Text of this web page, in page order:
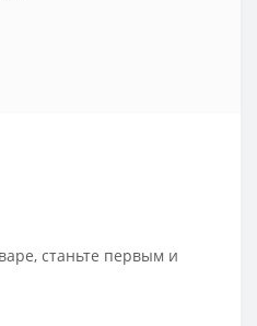
станьте первым и